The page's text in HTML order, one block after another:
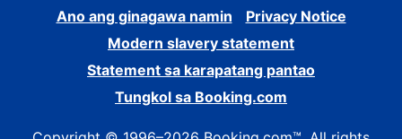
Ano ang ginagawa namin
Privacy Notice
Modern slavery statement
Statement sa karapatang pantao
Tungkol sa Booking.com